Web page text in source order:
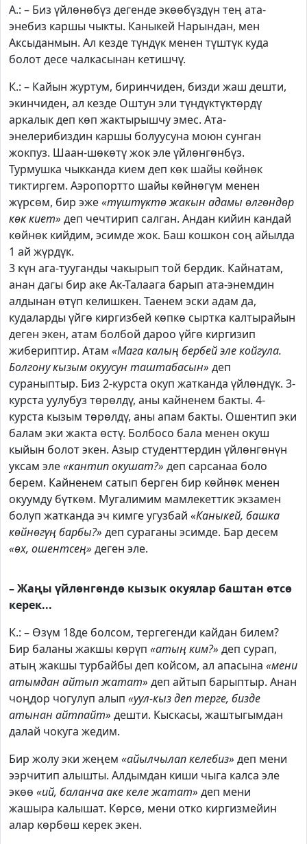
А.: – Биз үйлөнөбүз дегенде экөөбүздүн тең ата-
энебиз каршы чыкты. Каныкей Нарындан, мен
Аксыданмын. Ал кезде түндүк менен түштүк куда
болот десе чалкасынан кетишчү.
К.: – Кайын журтум, биринчиден, бизди жаш дешти,
экинчиден, ал кезде Оштун эли түндүктүктөрдү
аркалык деп көп жактырышчу эмес. Ата-
энелерибиздин каршы болуусуна моюн сунган
жокпуз. Шаан-шөкөтү жок эле үйлөнгөнбүз.
Турмушка чыкканда кием деп көк шайы көйнөк
тиктиргем. Аэропортто шайы көйнөгүм менен
жүрсөм, бир эже«түштүктө жакын адамы өлгөндөр
көк киет» деп чечтирип салган. Андан кийин кандай
көйнөк кийдим, эсимде жок. Баш кошкон соң айылда
1 ай жүрдүк.
3 күн ага-тууганды чакырып той бердик. Кайнатам,
анан дагы бир аке Ак-Талаага барып ата-энемдин
алдынан өтүп келишкен. Таенем эски адам да,
кудаларды үйгө киргизбей көпкө сыртка калтырайын
деген экен, атам болбой дароо үйгө киргизип
жибериптир. Атам «Мага калың бербей эле койгула.
Болгону кызым окуусун таштабасын» деп
сураныптыр. Биз 2-курста окуп жатканда үйлөндүк. 3-
курста уулубуз төрөлдү, аны кайненем бакты. 4-
курста кызым төрөлдү, аны апам бакты. Ошентип эки
балам эки жакта өстү. Болбосо бала менен окуш
кыйын болот экен. Азыр студенттердин үйлөнгөнүн
уксам эле«кантип окушат?» деп сарсанаа боло
берем. Кайненем сатып берген бир көйнөк менен
окуумду бүткөм. Мугалимим мамлекеттик экзамен
болуп жатканда эч кимге угузбай «Каныкей, башка
көйнөгүң барбы?» деп сураганы эсимде. Бар десем
«өх, ошентсең» деген эле.
– Жаңы үйлөнгөндө кызык окуялар баштан өтсө
керек...
К.: – Өзүм 18де болсом, тергегенди кайдан билем?
Бир баланы жакшы көрүп «атың ким?» деп сурап,
атың жакшы турбайбы деп койсом, ал апасына «мени
атымдан айтып жатат» деп айтып барыптыр. Анан
чоңдор чогулуп алып «уул-кыз деп терге, бизде
атынан айтпайт» дешти. Кыскасы, жаштыгымдан
далай чокуга жедим.
Бир жолу эки жеңем «айылчылап келебиз» деп мени
ээрчитип алышты. Алдымдан киши чыга калса эле
экөө «ий, баланча аке келе жатат» деп мени
жашыра калышат. Көрсө, мени отко киргизмейин
алар көрбөш керек экен.